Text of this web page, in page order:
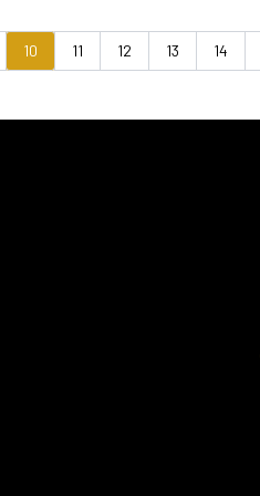
10 11 12 13 14